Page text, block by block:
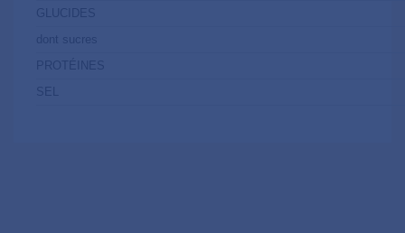
GLUCIDES
dont sucres
PROTÉINES
SEL